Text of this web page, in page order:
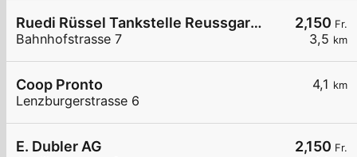
2,150 Fr.
3,5 km
Ruedi Rüssel Tankstelle Reussgarage Michael Haas
Bahnhofstrasse 7
4,1 km
Coop Pronto
Lenzburgerstrasse 6
2,150 Fr.
E. Dubler AG